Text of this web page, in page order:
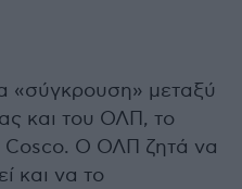
«σύγκρουση» μεταξύ
και του ΟΛΠ, το
Cosco. Ο ΟΛΠ ζητά να
και να το